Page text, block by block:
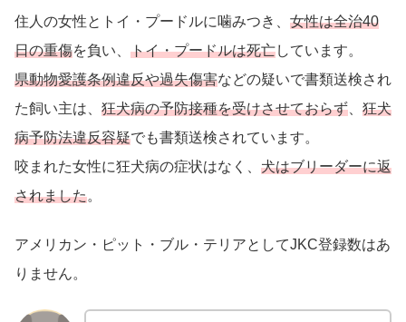
住人の女性とトイ・プードルに噛みつき、 女性は全治40
日の重傷を負い、 トイ・プードルは死亡しています。
県動物愛護条例違反や過失傷害などの疑いで書類送検され
た飼い主は、 狂犬病の予防接種を受けさせておらず
狂犬
病予防法違反容疑でも書類送検されています。
咬まれた女性に狂犬病の症状はなく、 犬はブリーダーに返
されました。
アメリカン・ピット・ブル・テリアとしてJKC登録数はあ
りません。